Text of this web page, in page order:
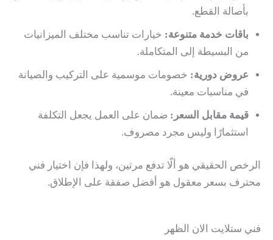
بأصالة القطع.
باقات خدمة متنوعة: خيارات تناسب مختلف الميزانيات
من البسيطة إلى المتكاملة.
عروض دورية: خصومات موسمية على التركيب والصيانة
في مناسبات معينة.
قيمة مقابل السعر: ضمان على العمل يجعل التكلفة
استثمارًا وليس مجرد مصروف.
الرخص الحقيقي هو ألّا تدفع مرتين، ولهذا فإن اختيار فني
محترف بسعر معقول هو أفضل صفقة على الإطلاق.
فني ستلايت الان الظهر